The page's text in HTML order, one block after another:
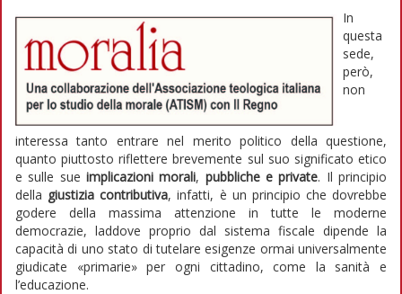
In
questa
sede,
però,
non
interessa tanto entrare nel merito politico della questione,
quanto piuttosto riflettere brevemente sul suo significato etico
e sulle sue implicazioni morali, pubbliche e private. Il principio
della giustizia contributiva, infatti, è un principio che dovrebbe
godere della massima attenzione in tutte le moderne
democrazie, laddove proprio dal sistema fiscale dipende la
capacità di uno stato di tutelare esigenze ormai universalmente
giudicate «primarie» per ogni cittadino, come la sanità e
l’educazione.